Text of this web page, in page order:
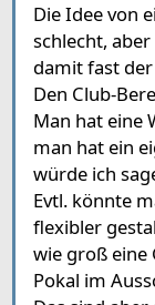
Die Idee von
schlecht,
damit fast der
Den Club-
Man hat eine
man hat ein
würde ich
Evtl. könnte
flexibler
wie groß eine
Pokal im